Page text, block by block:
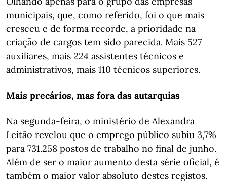
municipais, que, como referido, foi o que mais
cresceu e de forma recorde, a prioridade na
criação de cargos tem sido parecida. Mais 527
auxiliares, mais 224 assistentes técnicos e
administrativos, mais 110 técnicos superiores.
Mais precários, mas fora das autarquias
Na segunda-feira, o ministério de Alexandra
Leitão revelou que o emprego público subiu 3,7%
para 731.258 postos de trabalho no final de junho.
Além de ser o maior aumento desta série oficial, é
também o maior valor absoluto destes registos.